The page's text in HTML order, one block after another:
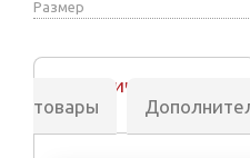
Размер
Аналогичные товары
товары